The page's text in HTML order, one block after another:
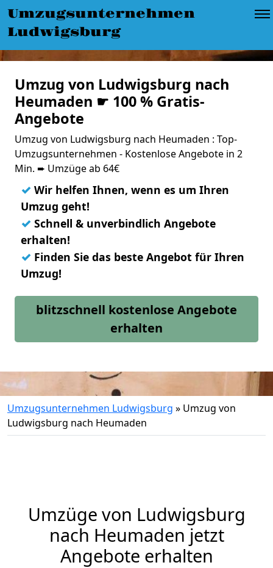
Umzugsunternehmen
Ludwigsburg
Umzug von Ludwigsburg nach
Heumaden ☛ 100 % Gratis-
Angebote
Umzug von Ludwigsburg nach Heumaden : Top-
Umzugsunternehmen - Kostenlose Angebote in 2
Min. ➨ Umzüge ab 64€
✓ Wir helfen Ihnen, wenn es um Ihren
Umzug geht!
✓ Schnell & unverbindlich Angebote
erhalten!
✓ Finden Sie das beste Angebot für Ihren
Umzug!
blitzschnell kostenlose Angebote
erhalten
Umzugsunternehmen Ludwigsburg » Umzug von
Ludwigsburg nach Heumaden
Umzüge von Ludwigsburg
nach Heumaden jetzt
Angebote erhalten